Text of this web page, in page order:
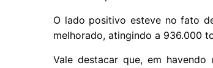
O lado positivo esteve no fato
melhorado, atingindo a 936.000
Vale destacar que, em